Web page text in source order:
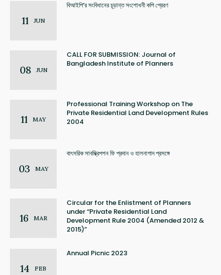
11 JUN
বিআইপি’র সংবিধানের চূড়ান্ত সংশোধনী কপি প্রেরণ
08 JUN
CALL FOR SUBMISSION: Journal of
Bangladesh Institute of Planners
11 MAY
Professional Training Workshop on The
Private Residential Land Development Rules
2004
03 MAY
বাৎসরিক সাবস্ক্রিপশন ফি প্রদান ও হালনাগাদ প্রসঙ্গে
16 MAR
Circular for the Enlistment of Planners
under “Private Residential Land
Development Rule 2004 (Amended 2012 &
2015)”
14 FEB
Annual Picnic 2023